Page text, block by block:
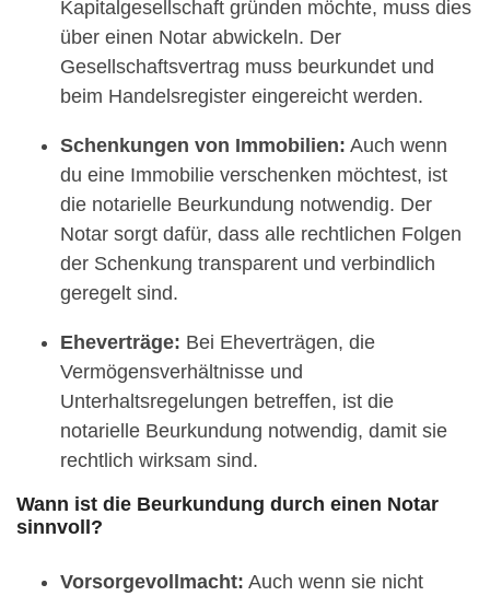
Kapitalgesellschaft gründen möchte, muss dies
über einen Notar abwickeln. Der
Gesellschaftsvertrag muss beurkundet und
beim Handelsregister eingereicht werden.
Schenkungen von Immobilien: Auch wenn
du eine Immobilie verschenken möchtest, ist
die notarielle Beurkundung notwendig. Der
Notar sorgt dafür, dass alle rechtlichen Folgen
der Schenkung transparent und verbindlich
geregelt sind.
Eheverträge: Bei Eheverträgen, die
Vermögensverhältnisse und
Unterhaltsregelungen betreffen, ist die
notarielle Beurkundung notwendig, damit sie
rechtlich wirksam sind.
Wann ist die Beurkundung durch einen Notar
sinnvoll?
Vorsorgevollmacht: Auch wenn sie nicht